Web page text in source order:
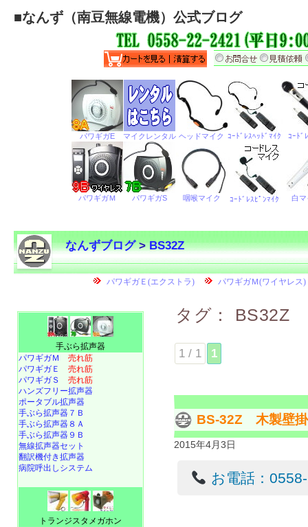
■なんず（南豆無線電機）公式ブログ
なんずブログ>BS32Z
タグ： BS32Z
1 / 1 1
BS-32Z 木製壁掛
2015年4月3日
お電話：
手ぶら拡声器
パワギガＭ 売れ筋
パワギガＥ 売れ筋
パワギガＳ 売れ筋
ハンズフリー拡声器
ポータブル拡声器
手ぶら拡声器７Ｂ
手ぶら拡声器８Ａ
手ぶら拡声器９Ｂ
無線拡声器セット
翻訳機付き拡声器
病院呼出しシステム
トランジスタメガホン